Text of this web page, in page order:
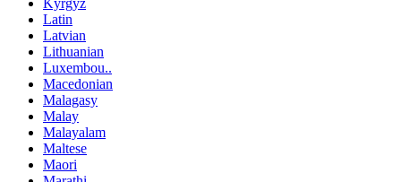
Kyrgyz
Latin
Latvian
Lithuanian
Luxembou..
Macedonian
Malagasy
Malay
Malayalam
Maltese
Maori